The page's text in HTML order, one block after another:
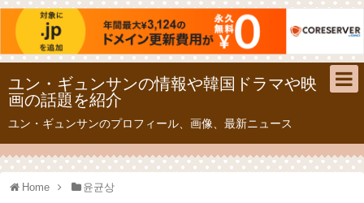
ユン・ギュンサンの情報や韓国ドラマや映
画の話題を紹介
ユン・ギュンサンのプロフィール、画像、最新ニュース
Home 윤균상